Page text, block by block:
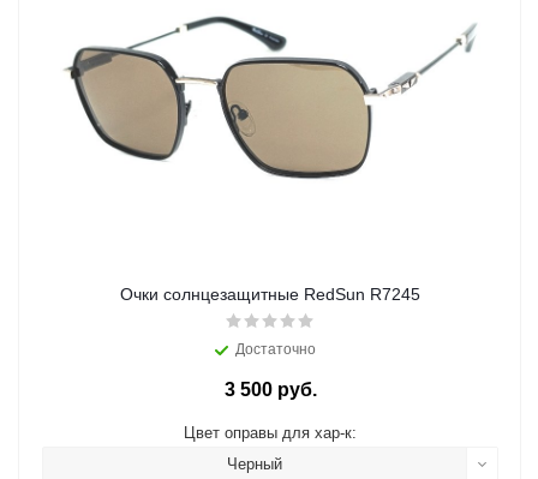
Очки солнцезащитные RedSun R7245
Достаточно
3 500 руб.
Цвет оправы для хар-к:
Черный